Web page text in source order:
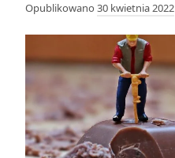
Opublikowano 30 kwietnia 2022